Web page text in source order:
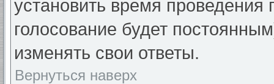
установить время проведения
голосование будет
изменять свои ответы.
Вернуться наверх